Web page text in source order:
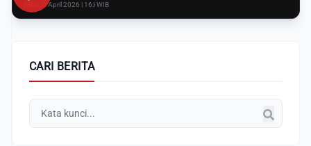
Rabu, 8 April 2026 | 16:i WIB
CARI BERITA